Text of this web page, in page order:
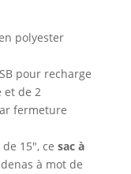
polyester
pour recharge
et de 2
fermeture
15″, ce sac à
à mot de